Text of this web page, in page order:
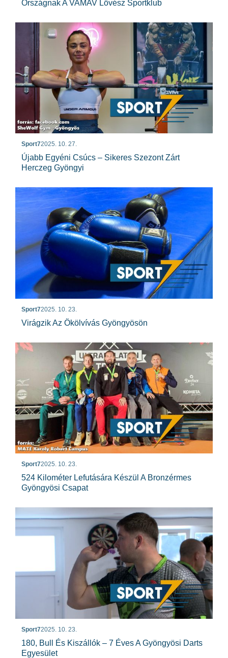
Országnak A VAMAV Lövész Sportklub
Sport72025. 10. 27.
Újabb Egyéni Csúcs – Sikeres Szezont Zárt
Herczeg Gyöngyi
Sport72025. 10. 23.
Virágzik Az Ökölvívás Gyöngyösön
Sport72025. 10. 23.
524 Kilométer Lefutására Készül A Bronzérmes
Gyöngyösi Csapat
Sport72025. 10. 23.
180, Bull És Kiszállók – 7 Éves A Gyöngyösi Darts
Egyesület